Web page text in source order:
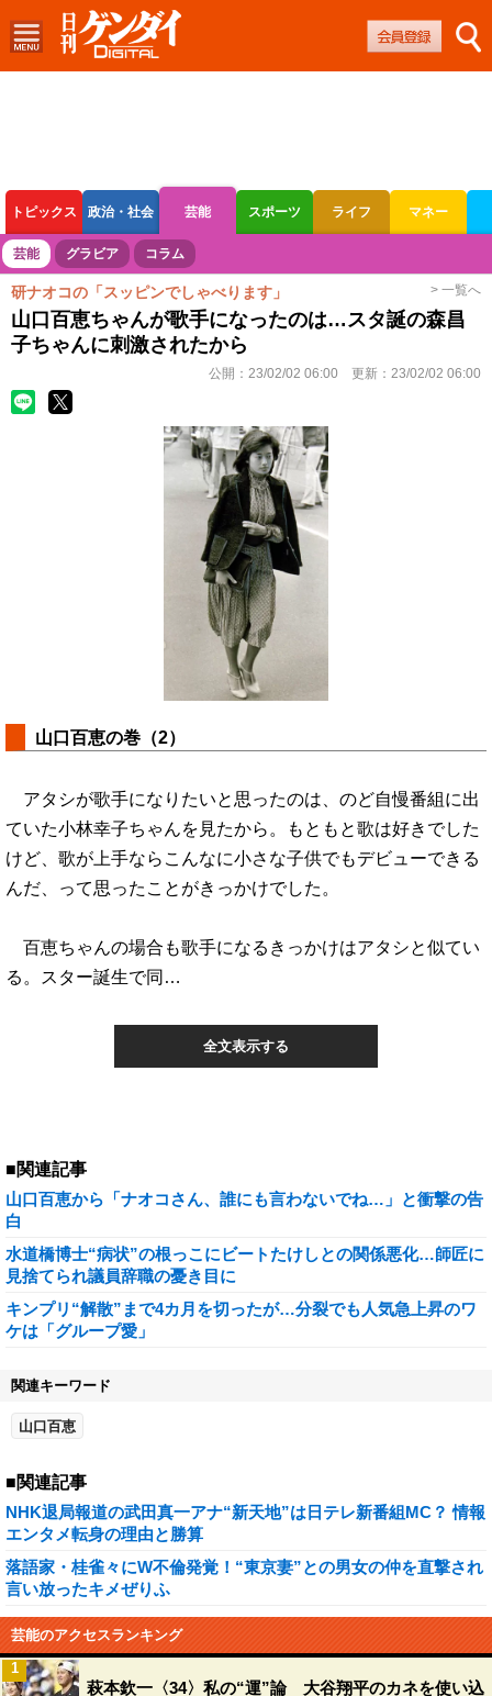
トピックス 政治・社会 芸能 スポーツ ライフ マネー
ボートレース 競輪 オートレース
芸能 グラビア コラム
研ナオコの「スッピンでしゃべります」 > 一覧へ
山口百恵ちゃんが歌手になったのは…スタ誕の森昌
子ちゃんに刺激されたから
公開： 23/02/02 06:00 更新： 23/02/02 06:00
山口百恵の巻（2）
アタシが歌手になりたいと思ったのは、のど自慢番組に出
ていた小林幸子ちゃんを見たから。もともと歌は好きでした
けど、歌が上手ならこんなに小さな子供でもデビューできる
んだ、って思ったことがきっかけでした。
百恵ちゃんの場合も歌手になるきっかけはアタシと似てい
る。スター誕生で同…
全文表示する
■関連記事
山口百恵から「ナオコさん、誰にも言わないでね…」と衝撃の告
白
水道橋博士“病状”の根っこにビートたけしとの関係悪化…師匠に
見捨てられ議員辞職の憂き目に
キンプリ“解散”まで4カ月を切ったが…分裂でも人気急上昇のワ
ケは「グループ愛」
関連キーワード
山口百恵
■関連記事
NHK退局報道の武田真一アナ“新天地”は日テレ新番組MC？ 情報
エンタメ転身の理由と勝算
落語家・桂雀々にW不倫発覚！“東京妻”との男女の仲を直撃され
言い放ったキメぜりふ
芸能のアクセスランキング
萩本欽一〈34〉私の“運”論 大谷翔平のカネを使い込
1